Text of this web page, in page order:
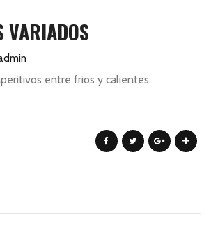
VARIADOS
entre frios y calientes.